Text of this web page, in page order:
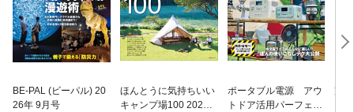
BE-PAL (ビーパル) 20
26年 9月号
ほんとうに気持ちいい
キャンプ場100 2021/2
ポータブル電源 アウ
トドア活用パーフェク
完